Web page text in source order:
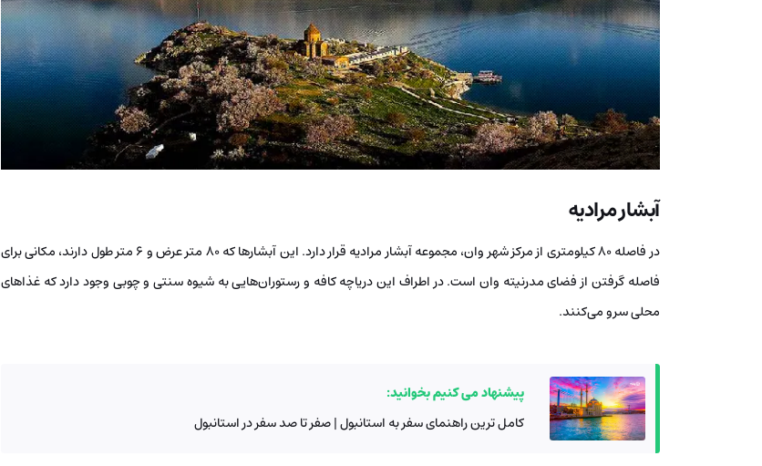
آبشار مرادیه
در فاصله ۸۰ کیلومتری از مرکز شهر وان، مجموعه آبشار مرادیه قرار دارد. این آبشارها که ۸۰ متر عرض و ۶ متر طول دارند، مکانی برای
فاصله گرفتن از فضای مدرنیته وان است. در اطراف این دریاچه کافه و رستوران‌هایی به شیوه سنتی و چوبی وجود دارد که غذاهای
محلی سرو می‌کنند.
پیشنهاد می کنیم بخوانید:
کامل ترین راهنمای سفر به استانبول | صفر تا صد سفر در استانبول